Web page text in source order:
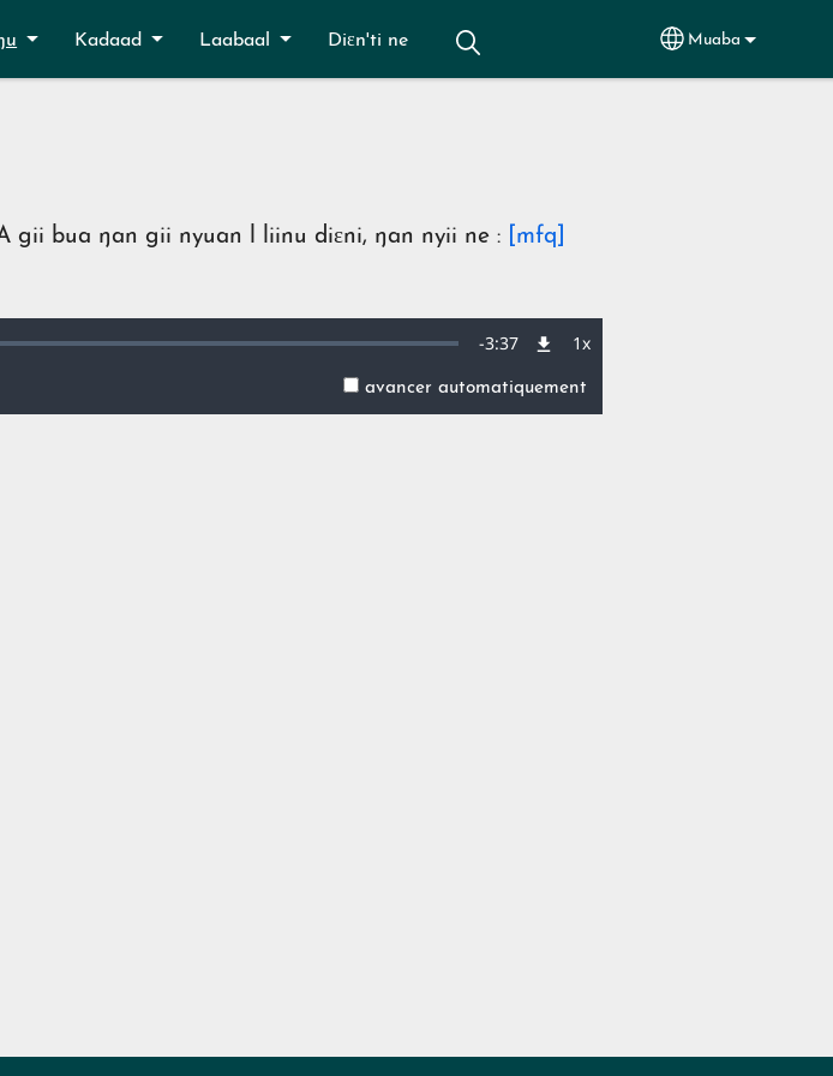
Kadaad Laabaal Diɛn'ti ne Select your
Muaba
gii bua ŋan gii nyuan l liinu diɛni, ŋan nyii ne :
[mfq]
Remaining
Time
-3:37 1xVitesse
lecture
avancer automatiquement